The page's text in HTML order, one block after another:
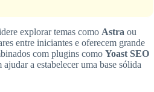
explorar temas como Astra ou
entre iniciantes e oferecem grande
com plugins como Yoast SEO
ajudar a estabelecer uma base sólida